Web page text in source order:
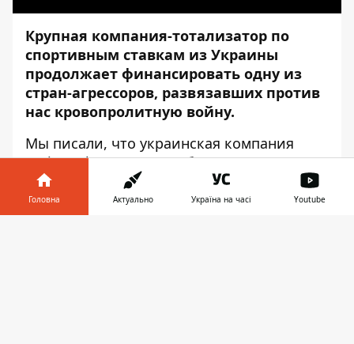
Крупная компания-тотализатор по
спортивным ставкам из Украины
продолжает финансировать одну из
стран-агрессоров, развязавших против
нас кровопролитную войну.
Мы писали, что украинская компания
Parimatch проводит ребрендинг в россии,
но фактически остается на рынке страны-
оккупанта. Уйти оттуда не так просто,
ведь собственники получают там больше
Головна Актуально Україна на часі Youtube